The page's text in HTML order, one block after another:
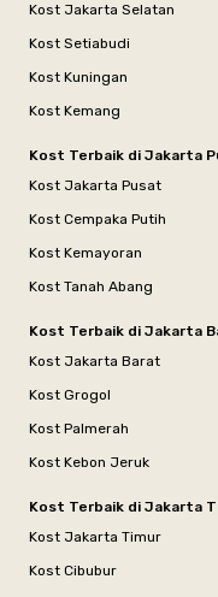
Kost Jakarta Selatan
Kost Setiabudi
Kost Kuningan
Kost Kemang
Kost Terbaik di Jakarta
Kost Jakarta Pusat
Kost Cempaka Putih
Kost Kemayoran
Kost Tanah Abang
Kost Terbaik di Jakarta
Kost Jakarta Barat
Kost Grogol
Kost Palmerah
Kost Kebon Jeruk
Kost Terbaik di Jakarta
Kost Jakarta Timur
Kost Cibubur